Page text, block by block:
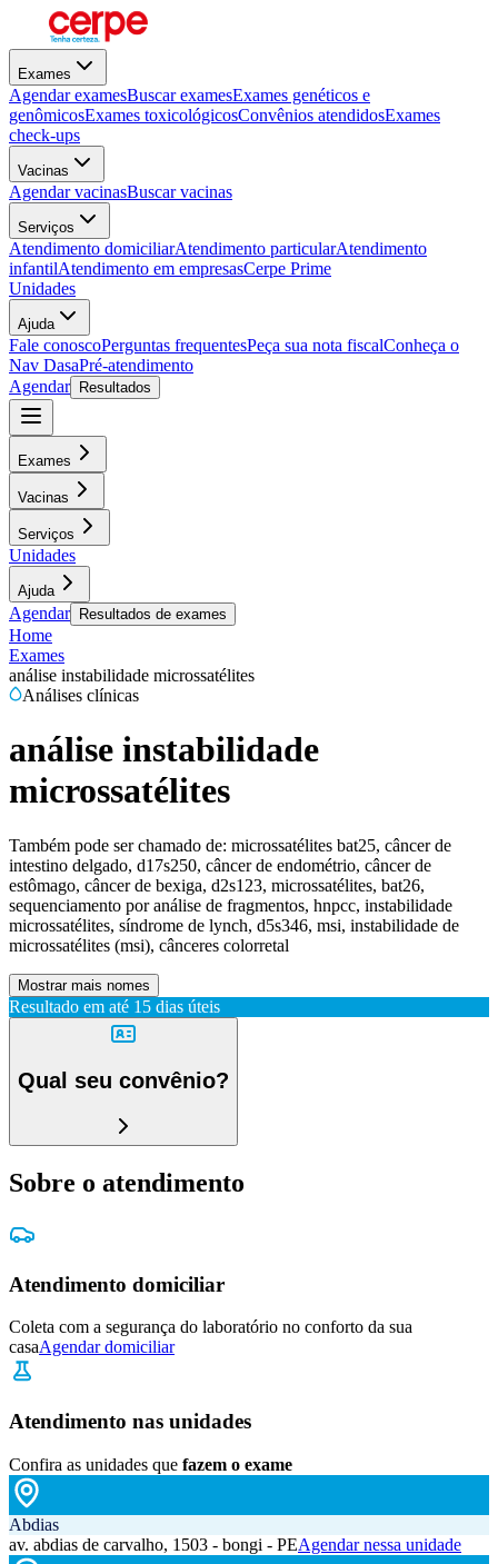
Exames
Agendar examesBuscar examesExames genéticos e
genômicosExames toxicológicosConvênios atendidosExames
check-ups
Vacinas
Agendar vacinasBuscar vacinas
Serviços
Atendimento domiciliarAtendimento particularAtendimento
infantilAtendimento em empresasCerpe Prime
Unidades
Ajuda
Fale conoscoPerguntas frequentesPeça sua nota fiscalConheça o
Nav DasaPré-atendimento
Agendar
Resultados
Exames
Vacinas
Serviços
Unidades
Ajuda
Agendar Resultados de exames
Home
Exames
análise instabilidade microssatélites
Análises clínicas
análise instabilidade
microssatélites
Também pode ser chamado de: microssatélites bat25, câncer de
intestino delgado, d17s250, câncer de endométrio, câncer de
estômago, câncer de bexiga, d2s123, microssatélites, bat26,
sequenciamento por análise de fragmentos, hnpcc, instabilidade
microssatélites, síndrome de lynch, d5s346, msi, instabilidade de
microssatélites (msi), cânceres colorretal
Mostrar mais nomes
Resultado em até 15 dias úteis
Qual seu convênio?
Sobre o atendimento
Atendimento domiciliar
Coleta com a segurança do laboratório no conforto da sua
casaAgendar domiciliar
Atendimento nas unidades
Confira as unidades que fazem o exame
Abdias
av. abdias de carvalho, 1503 - bongi - PEAgendar nessa unidade